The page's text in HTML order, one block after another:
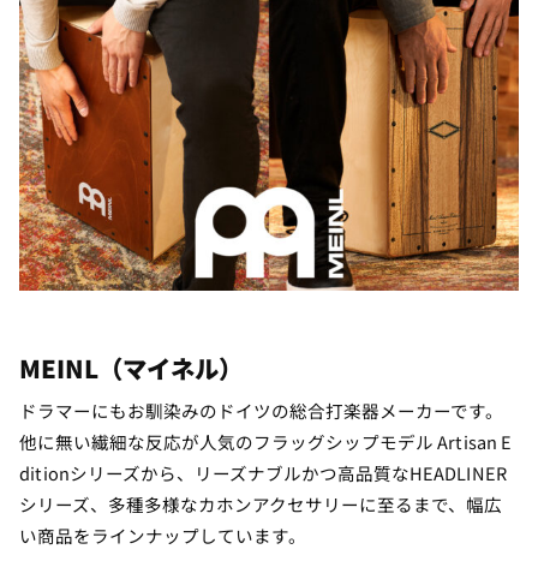
MEINL（マイネル）
ドラマーにもお馴染みのドイツの総合打楽器メーカーです。
他に無い繊細な反応が人気のフラッグシップモデル Artisan E
ditionシリーズから、リーズナブルかつ高品質なHEADLINER
シリーズ、多種多様なカホンアクセサリーに至るまで、幅広
い商品をラインナップしています。